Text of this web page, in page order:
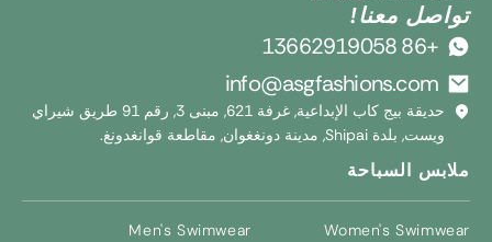
تواصل معنا!
+86 13662919058
info@asgfashions.com
حديقة بيج كاب الإبداعية, غرفة 621, مبنى 3, رقم 91 طريق شيراي
ويست, بلدة Shipai, مدينة دونغغوان, مقاطعة قوانغدونغ.
ملابس السباحة
Women's Swimwear
Men's Swimwear